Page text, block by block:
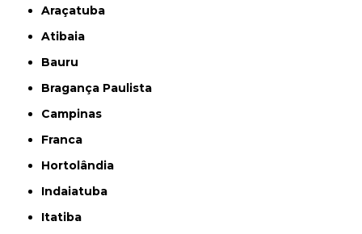
Araçatuba
Atibaia
Bauru
Bragança Paulista
Campinas
Franca
Hortolândia
Indaiatuba
Itatiba